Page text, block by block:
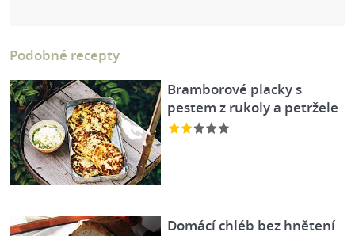
Podobné recepty
Bramborové placky s
pestem z rukoly a petržele
Domácí chléb bez hnětení